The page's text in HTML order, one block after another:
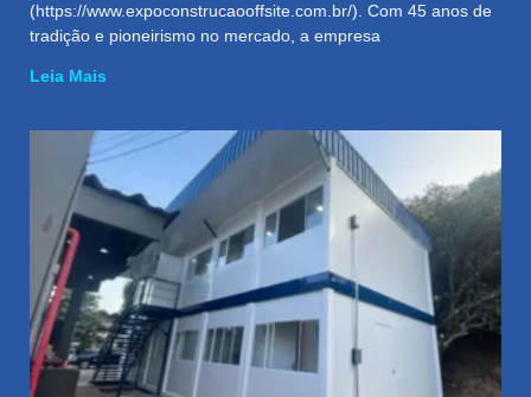
(https://www.expoconstrucaooffsite.com.br/). Com 45 anos de
tradição e pioneirismo no mercado, a empresa
Leia Mais